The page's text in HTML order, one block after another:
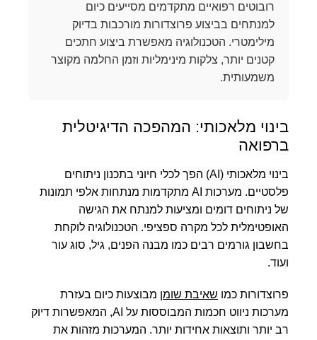
רובוטים רפואיים מתקדמים מסייעים כיום
למנתחים בביצוע פרוצדורות מורכבות בדיוק
מילימטרי. הטכנולוגיה מאפשרת ביצוע חתכים
קטנים יותר, צלקות מינימליות וזמן החלמה מקוצר
משמעותית.
בינוי מלאכותי: המהפכה הדיגיטלית
ברפואה
בינוי מלאכותי (AI) הפך לכלי חיוני בתכנון ניתוחים
פלסטיים. מערכות AI מתקדמות מנתחות אלפי תמונות
של ניתוחים דומים ומציעות למנתח את הגישה
האופטימלית לכל מקרה ספציפי. הטכנולוגיה לוקחת
בחשבון גורמים רבים כמו מבנה הפנים, גיל, סוג עור
ועוד.
פרוצדורות כמו שאיבת שומן מבוצעות כיום בעזרת
מערכות ניווט חכמות המבוססות על AI, המאפשרות דיוק
רב יותר ותוצאות אחידות יותר. המערכות מזהות את